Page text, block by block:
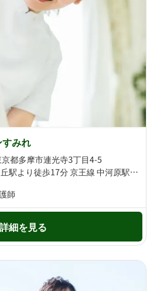
みれ
都多摩市連光寺3丁目4-5
京王線 聖蹟桜ヶ丘駅より徒歩17分 京王線 中河原駅より徒歩21分
師
詳細を見る